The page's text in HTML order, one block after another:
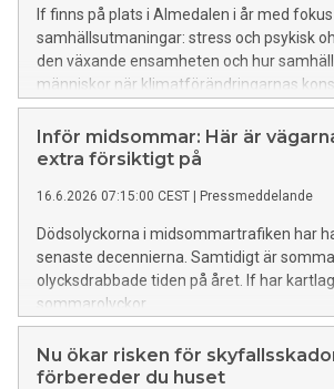
If finns på plats i Almedalen i år med
samhällsutmaningar: stress och psykisk
den växande ensamheten och hur
människor när klimatförändringarnas
tydligare.
Inför midsommar: Här är
extra försiktigt på
16.6.2026 07:15:00 CEST | Pressmeddelande
Dödsolyckorna i midsommartrafiken har
senaste decennierna. Samtidigt är
olycksdrabbade tiden på året. If har
sommarolyckor.
Nu ökar risken för
förbereder du huset